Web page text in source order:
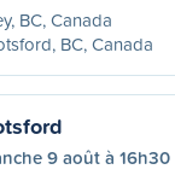
BC, Canada
BC, Canada
9 août à 16h30